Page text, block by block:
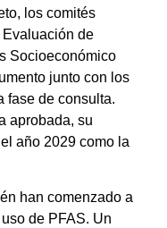
los comités
de
Socioeconómico
junto con los
fase de consulta.
aprobada, su
año 2029 como la
han comenzado a
de PFAS. Un